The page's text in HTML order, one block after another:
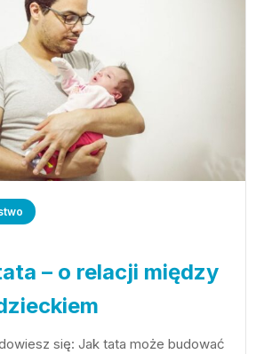
– o relacji między
się: Jak tata może budować